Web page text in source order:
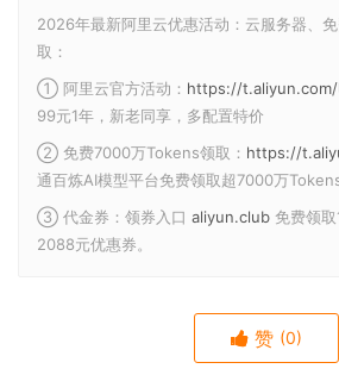
2026年最新阿里云优惠活动：云服务器、
取：
① 阿里云官方活动： https://t.aliyun.com/
99元1年，新老同享，多配置特价
② 免费7000万Tokens领取： https://
通百炼AI模型平台免费领取超7000万
③ 代金券：领券入口 aliyun.club 免费领
2088元优惠券。
赞 (0)